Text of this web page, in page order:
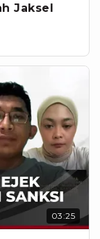
Jaksel
03:25